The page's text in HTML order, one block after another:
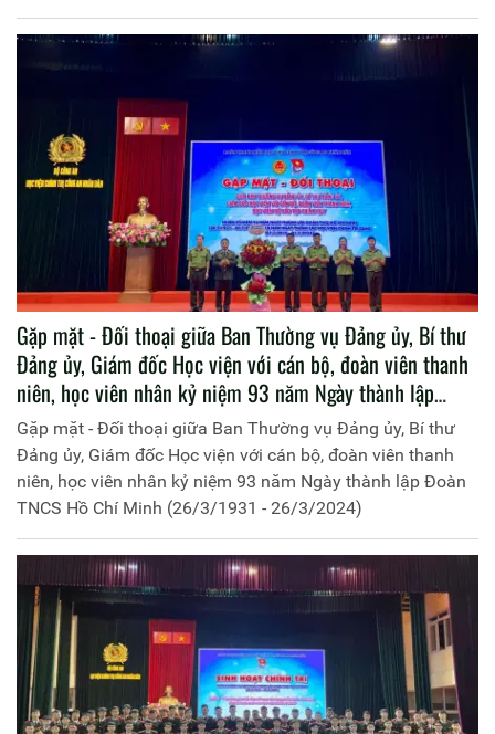
Gặp mặt - Đối thoại giữa Ban Thường vụ Đảng ủy, Bí thư
Đảng ủy, Giám đốc Học viện với cán bộ, đoàn viên thanh
niên, học viên nhân kỷ niệm 93 năm Ngày thành lập
Đoàn TNCS Hồ Chí Minh (26/3/1931 - 26/3/2024)
Gặp mặt - Đối thoại giữa Ban Thường vụ Đảng ủy, Bí thư
Đảng ủy, Giám đốc Học viện với cán bộ, đoàn viên thanh
niên, học viên nhân kỷ niệm 93 năm Ngày thành lập Đoàn
TNCS Hồ Chí Minh (26/3/1931 - 26/3/2024)